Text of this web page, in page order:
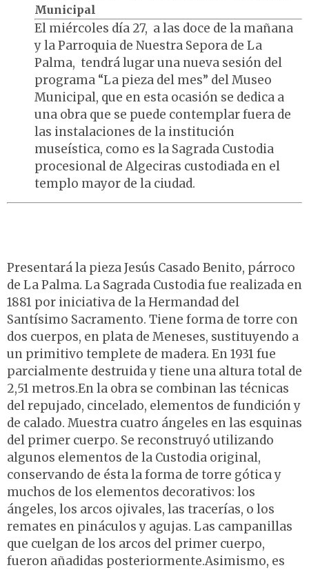
Municipal
El miércoles día 27, a las doce de la mañana
y la Parroquia de Nuestra Sepora de La
Palma, tendrá lugar una nueva sesión del
programa “La pieza del mes” del Museo
Municipal, que en esta ocasión se dedica a
una obra que se puede contemplar fuera de
las instalaciones de la institución
museística, como es la Sagrada Custodia
procesional de Algeciras custodiada en el
templo mayor de la ciudad.
Presentará la pieza Jesús Casado Benito, párroco
de La Palma. La Sagrada Custodia fue realizada en
1881 por iniciativa de la Hermandad del
Santísimo Sacramento. Tiene forma de torre con
dos cuerpos, en plata de Meneses, sustituyendo a
un primitivo templete de madera. En 1931 fue
parcialmente destruida y tiene una altura total de
2,51 metros.En la obra se combinan las técnicas
del repujado, cincelado, elementos de fundición y
de calado. Muestra cuatro ángeles en las esquinas
del primer cuerpo. Se reconstruyó utilizando
algunos elementos de la Custodia original,
conservando de ésta la forma de torre gótica y
muchos de los elementos decorativos: los
ángeles, los arcos ojivales, las tracerías, o los
remates en pináculos y agujas. Las campanillas
que cuelgan de los arcos del primer cuerpo,
fueron añadidas posteriormente.Asimismo, es